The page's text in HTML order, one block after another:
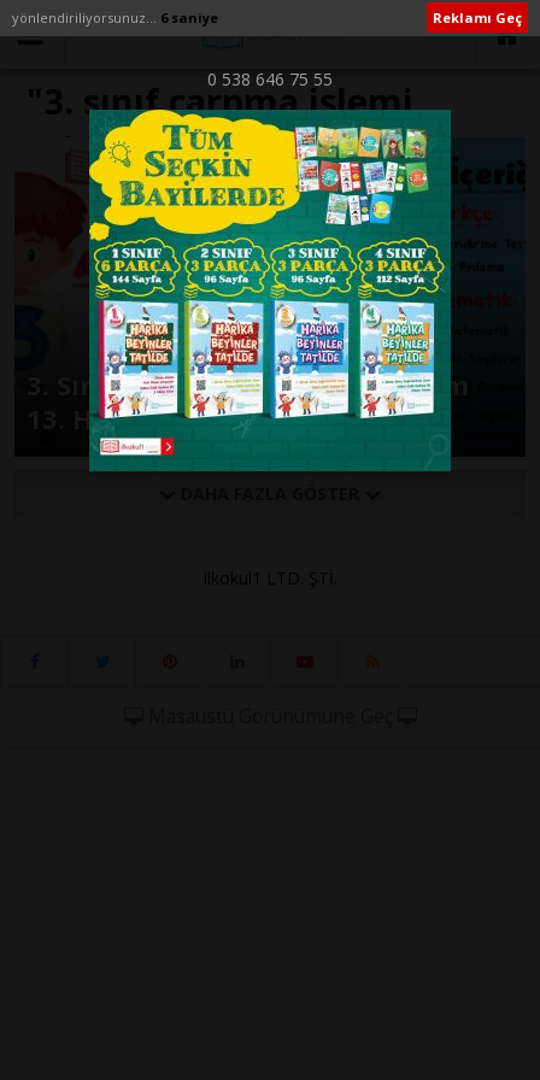
yönlendiriliyorsunuz... 6 saniye Reklamı Geç
0 538 646 75 55
"3. sınıf çarpma işlemi
etkinlikleri" ile İlişikli
yazılar
3. Sınıf Günlük Ödevler 1. Dönem
13. Hafta